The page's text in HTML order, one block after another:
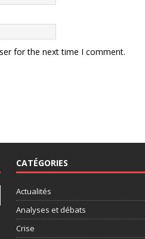
for the next time I comment.
CATÉGORIES
Actualités
Analyses et débats
Crise